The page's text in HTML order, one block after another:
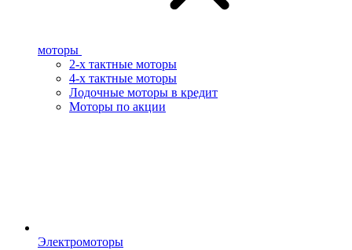
моторы
2-х тактные моторы
4-х тактные моторы
Лодочные моторы в кредит
Моторы по акции
Электромоторы